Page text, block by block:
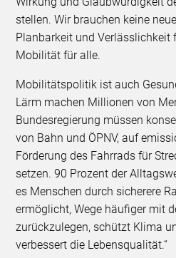
stellen. Wir brauchen keine
Planbarkeit und Verlässlichkeit
Mobilität für alle.
Mobilitätspolitik ist auch
Lärm machen Millionen von
Bundesregierung müssen
von Bahn und ÖPNV, auf
Förderung des Fahrrads für
setzen. 90 Prozent der
es Menschen durch sicherere
ermöglicht, Wege häufiger mit
zurückzulegen, schützt Klima
verbessert die Lebensqualität.“